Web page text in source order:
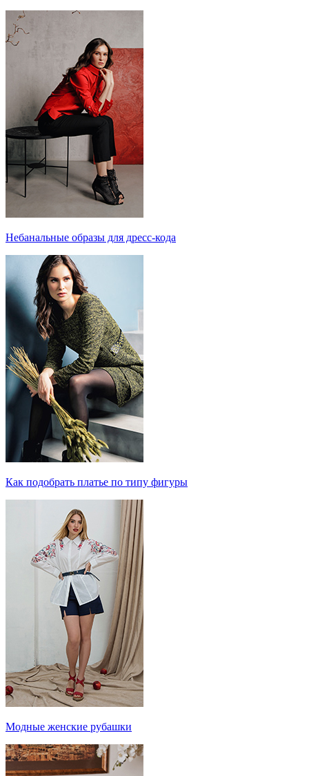
Небанальные образы для дресс-кода
Как подобрать платье по типу фигуры
Модные женские рубашки